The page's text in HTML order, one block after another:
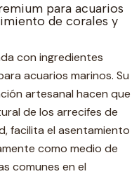
para acuarios
de corales y
con ingredientes
acuarios marinos. Su
artesanal hacen que
de los arrecifes de
facilita el asentamiento
como medio de
comunes en el